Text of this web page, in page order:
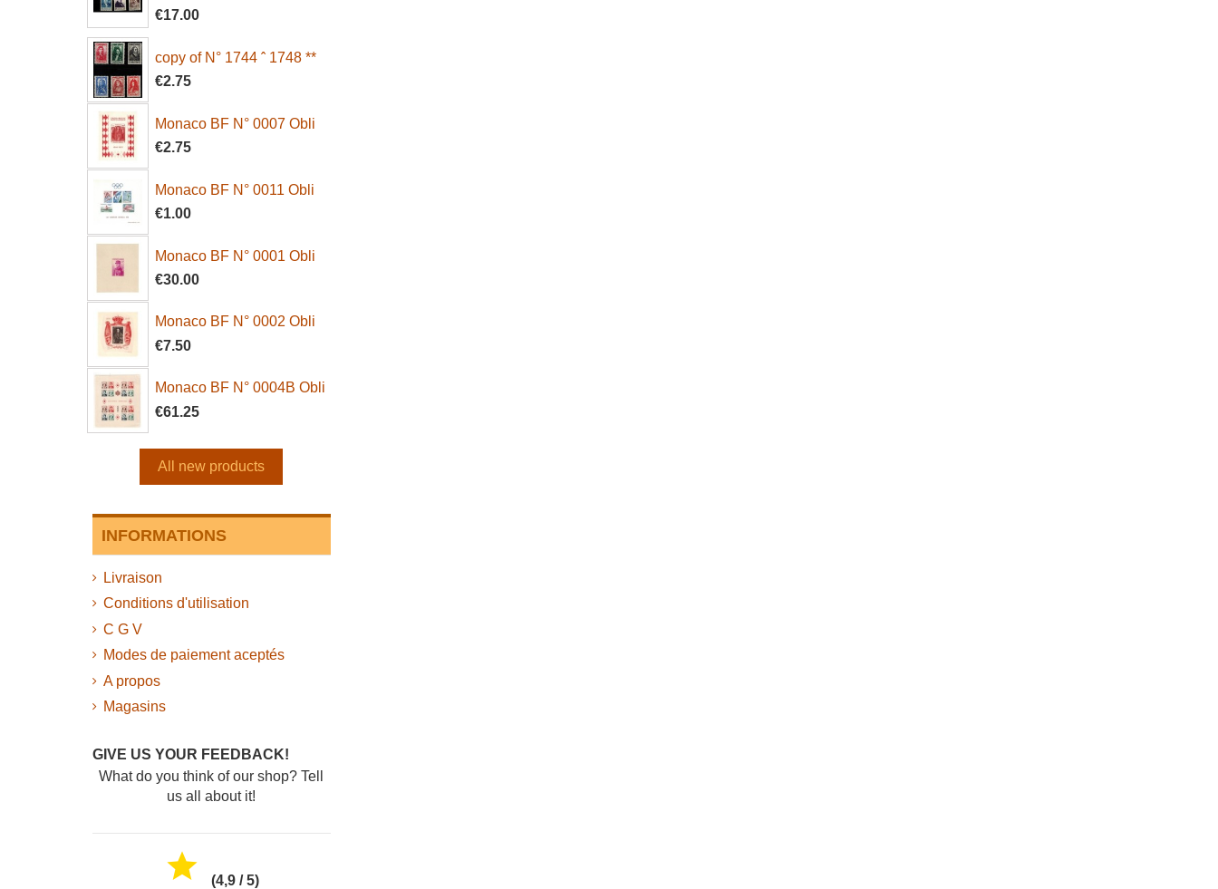
€17.00
copy of N° 1744 ˆ 1748 **
€2.75
Monaco BF N° 0007 Obli
€2.75
Monaco BF N° 0011 Obli
€1.00
Monaco BF N° 0001 Obli
€30.00
Monaco BF N° 0002 Obli
€7.50
Monaco BF N° 0004B Obli
€61.25
All new products
INFORMATIONS
Livraison
Conditions d'utilisation
C G V
Modes de paiement aceptés
A propos
Magasins
GIVE US YOUR FEEDBACK!
What do you think of our shop? Tell
us all about it!
 (4,9 / 5)